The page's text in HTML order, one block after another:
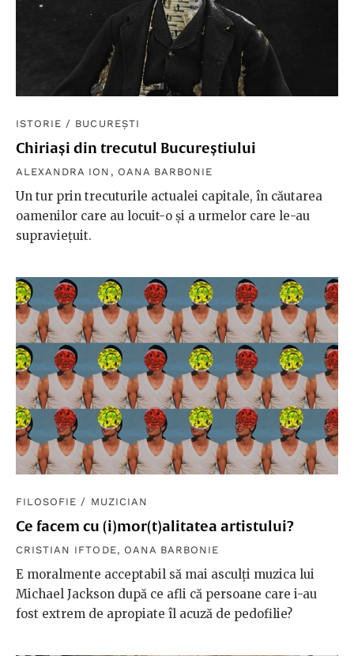
ISTORIE / BUCUREȘTI
Chiriași din trecutul Bucureștiului
ALEXANDRA ION , OANA BARBONIE
Un tur prin trecuturile actualei capitale, în căutarea
oamenilor care au locuit-o și a urmelor care le-au
supraviețuit.
FILOSOFIE / MUZICIAN
Ce facem cu (i)mor(t)alitatea artistului?
CRISTIAN IFTODE, OANA BARBONIE
E moralmente acceptabil să mai asculţi muzica lui
Michael Jackson după ce afli că persoane care i-au
fost extrem de apropiate îl acuză de pedofilie?